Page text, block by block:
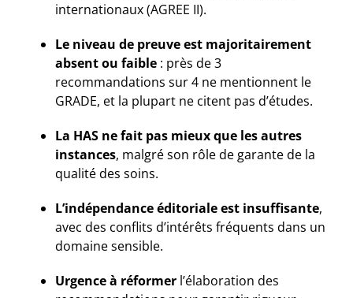
internationaux (AGREE II).
Le niveau de preuve est majoritairement
absent ou faible: près de 3
recommandations sur 4 ne mentionnent le
GRADE, et la plupart ne citent pas d’études.
La HAS ne fait pas mieux que les autres
instances, malgré son rôle de garante de la
qualité des soins.
L’indépendance éditoriale est insuffisante,
avec des conflits d’intérêts fréquents dans un
domaine sensible.
Urgence à réformerl’élaboration des